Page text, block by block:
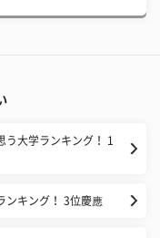
大学ランキング！ 1
ンキング！ 3位慶應